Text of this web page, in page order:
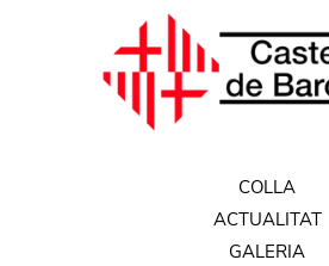
COLLA
ACTUALITAT
GALERIA